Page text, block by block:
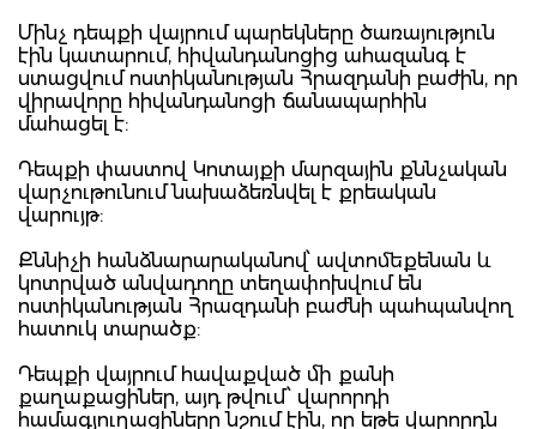
Մինչ դեպքի վայրում պարեկները ծառայություն
էին կատարում, հիվանդանոցից ահազանգ է
ստացվում ոստիկանության Հրազդանի բաժին, որ
վիրավորը հիվանդանոցի ճանապարհին
մահացել է:
Դեպքի փաստով Կոտայքի մարզային քննչական
վարչութունում նախաձեռնվել է քրեական
վարույթ:
Քննիչի հանձնարարականով՝ ավտոմեքենան և
կոտրված անվադողը տեղափոխվում են
ոստիկանության Հրազդանի բաժնի պահպանվող
հատուկ տարածք:
Դեպքի վայրում հավաքված մի քանի
քաղաքացիներ, այդ թվում՝ վարորդի
համագյուղացիները նշում էին, որ եթե վարորդն